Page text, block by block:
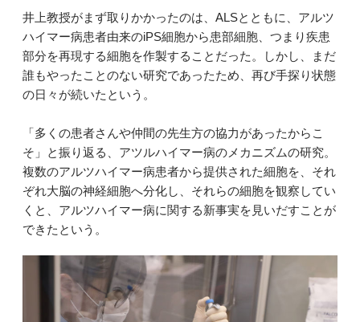
井上教授がまず取りかかったのは、ALSとともに、アルツ
ハイマー病患者由来のiPS細胞から患部細胞、つまり疾患
部分を再現する細胞を作製することだった。しかし、まだ
誰もやったことのない研究であったため、再び手探り状態
の日々が続いたという。
「多くの患者さんや仲間の先生方の協力があったからこ
そ」と振り返る、アツルハイマー病のメカニズムの研究。
複数のアルツハイマー病患者から提供された細胞を、それ
ぞれ大脳の神経細胞へ分化し、それらの細胞を観察してい
くと、アルツハイマー病に関する新事実を見いだすことが
できたという。